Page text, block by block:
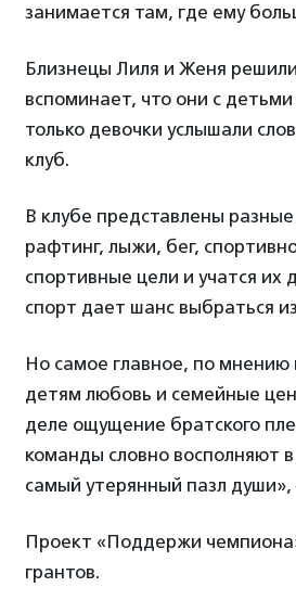
занимается там, где ему
Близнецы Лиля и Женя
вспоминает, что они с
только девочки услышали
клуб.
В клубе представлены
рафтинг, лыжи, бег,
спортивные цели и учатся их
спорт дает шанс выбраться
Но самое главное, по мнению
детям любовь и семейные
деле ощущение братского
команды словно восполняют
самый утерянный пазл души»,
Проект «Поддержи
грантов.